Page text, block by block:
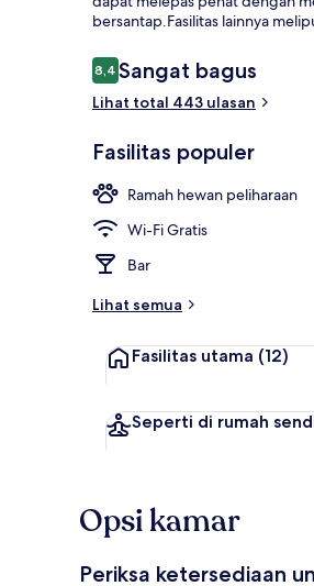
bersantap.Fasilitas lainnya
Ulasan
8,48,4 dari 10
Sangat bagus
Lihat total 443 ulasan
Fasilitas populer
Ramah hewan peliharaan
Wi-Fi Gratis
Bar
Lihat semua
Fasilitas utama (12)
Seperti di rumah
Opsi kamar
Periksa ketersediaan